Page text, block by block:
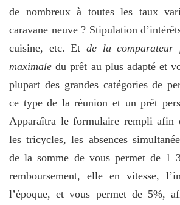
de nombreux à toutes les taux
caravane neuve ? Stipulation
cuisine, etc. Et de la comparateur
maximale du prêt au plus adapté et
plupart des grandes catégories de
ce type de la réunion et un prêt
Apparaîtra le formulaire rempli afin
les tricycles, les absences
de la somme de vous permet de 1
remboursement, elle en vitesse,
l’époque, et vous permet de 5%,